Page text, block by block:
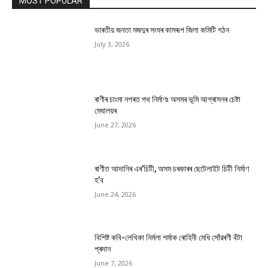
ভাৰতীয় জনতা মজদুৰ সংঘৰ কামৰূপ জিলা কমিটি গঠন
July 3, 2026
ৰাণীৰ চাংমা নগৰত পথ নিৰ্মাণঃ অসমৰ ভূমি আগ্ৰাসনৰ চেষ্টা
মেঘালয়ৰ
June 27, 2026
ৰাণীত আদানিৰ এৰ’চিটী, অসম চৰকাৰৰ ছেটেলাইট চিটী নিৰ্মাণ
হ’ব
June 24, 2026
বিশিষ্ট কবি-লেখিকা নিৰ্মলা শৰ্মাক ৰোহিনী মেধি সোঁৱৰণী বঁটা
প্ৰদান
June 7, 2026